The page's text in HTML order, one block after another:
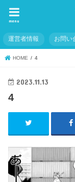
menu
運営者情報 お問い
HOME 4
2023.11.13
4